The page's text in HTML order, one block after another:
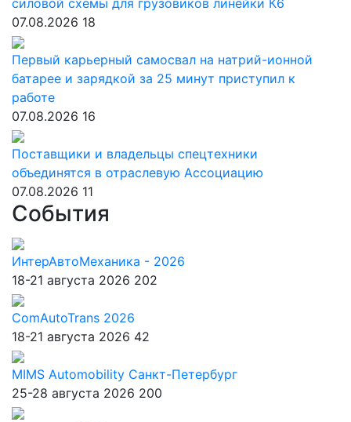
силовой схемы для грузовиков линейки К6
07.08.2026 18
Первый карьерный самосвал на натрий-ионной
батарее и зарядкой за 25 минут приступил к
работе
07.08.2026 16
Поставщики и владельцы спецтехники
объединятся в отраслевую Ассоциацию
07.08.2026 11
События
ИнтерАвтоМеханика - 2026
18-21 августа 2026 202
ComAutoTrans 2026
18-21 августа 2026 42
MIMS Automobility Санкт-Петербург
25-28 августа 2026 200